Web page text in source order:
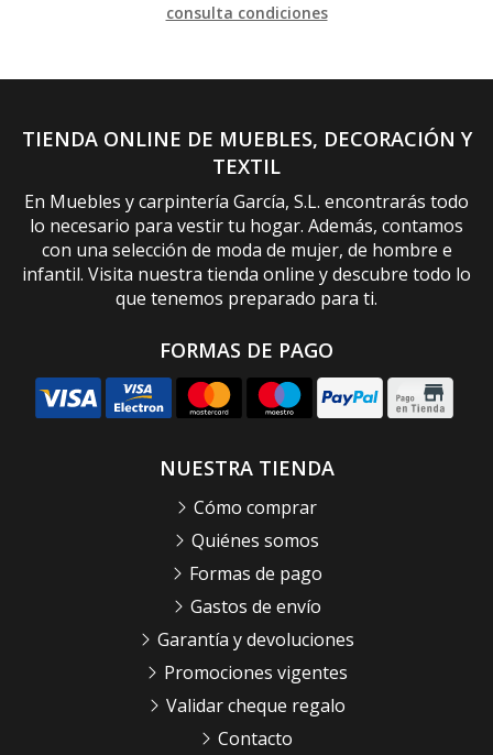
consulta condiciones
TIENDA ONLINE DE MUEBLES, DECORACIÓN Y
TEXTIL
En Muebles y carpintería García, S.L. encontrarás todo
lo necesario para vestir tu hogar. Además, contamos
con una selección de moda de mujer, de hombre e
infantil. Visita nuestra tienda online y descubre todo lo
que tenemos preparado para ti.
FORMAS DE PAGO
NUESTRA TIENDA
Cómo comprar
Quiénes somos
Formas de pago
Gastos de envío
Garantía y devoluciones
Promociones vigentes
Validar cheque regalo
Contacto